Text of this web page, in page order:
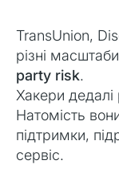
TransUnion,
різні
party risk.
Хакери
Натомість
підтримки,
сервіс.